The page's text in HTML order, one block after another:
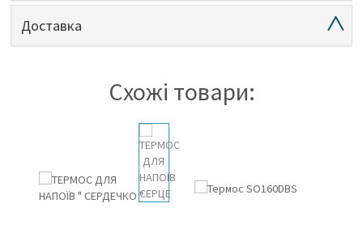
Доставка
Схожі товари: